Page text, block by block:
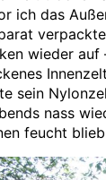
ich das
wieder auf
sein
nass
feucht